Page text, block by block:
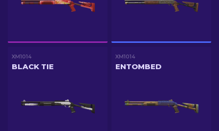
XM1014
BLACK TIE
XM1014
ENTOMBED